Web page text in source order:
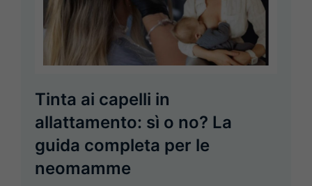
Tinta ai capelli in
allattamento: sì o no? La
guida completa per le
neomamme